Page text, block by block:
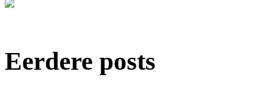
Eerdere posts